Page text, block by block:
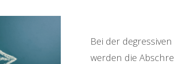
Bei der
werden die